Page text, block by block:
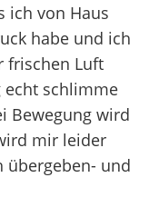
ich von Haus
habe und ich
frischen Luft
echt schlimme
Bewegung wird
mir leider
übergeben- und